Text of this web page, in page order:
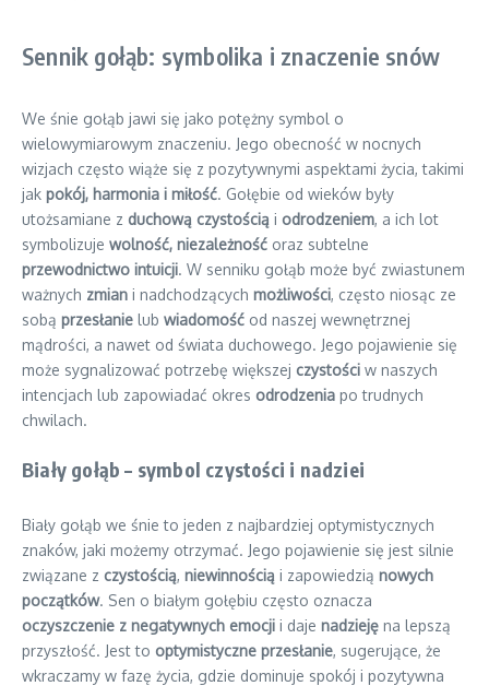
Sennik gołąb: symbolika i znaczenie snów
We śnie gołąb jawi się jako potężny symbol o
wielowymiarowym znaczeniu. Jego obecność w nocnych
wizjach często wiąże się z pozytywnymi aspektami życia, takimi
jak pokój, harmonia i miłość. Gołębie od wieków były
utożsamiane z duchową czystością i odrodzeniem, a ich lot
symbolizuje wolność, niezależność oraz subtelne
przewodnictwo intuicji. W senniku gołąb może być zwiastunem
ważnych zmian i nadchodzących możliwości, często niosąc ze
sobą przesłanie lub wiadomość od naszej wewnętrznej
mądrości, a nawet od świata duchowego. Jego pojawienie się
może sygnalizować potrzebę większej czystości w naszych
intencjach lub zapowiadać okres odrodzenia po trudnych
chwilach.
Biały gołąb – symbol czystości i nadziei
Biały gołąb we śnie to jeden z najbardziej optymistycznych
znaków, jaki możemy otrzymać. Jego pojawienie się jest silnie
związane z czystością, niewinnością i zapowiedzią nowych
początków. Sen o białym gołębiu często oznacza
oczyszczenie z negatywnych emocji i daje nadzieję na lepszą
przyszłość. Jest to optymistyczne przesłanie, sugerujące, że
wkraczamy w fazę życia, gdzie dominuje spokój i pozytywna